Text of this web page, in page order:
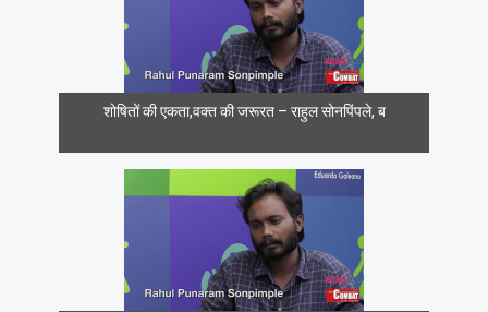
शोषितों की एकता,वक्त की जरूरत – राहुल सोनपिंपले, ब